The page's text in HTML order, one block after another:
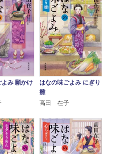
み 願かけ
はなの味ごよみ にぎり
雛
高田 在子